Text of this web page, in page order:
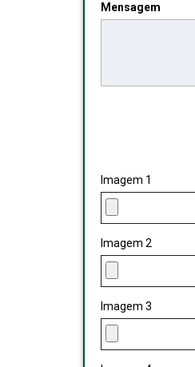
Mensagem
Imagem 1
Imagem 2
Imagem 3